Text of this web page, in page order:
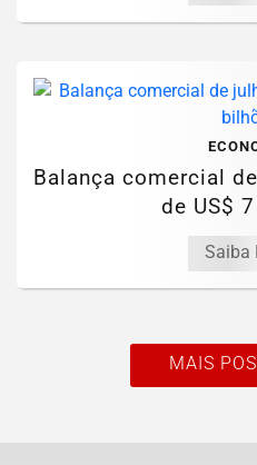
Balança comercial
de US$
Saiba
MAIS